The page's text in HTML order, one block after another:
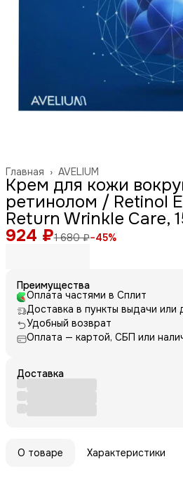
AVELIUM
Главная ›
Крем для кожи
ретинолом / Retinol
Return Wrinkle Care,
924 ₽1 680 ₽−45%
Преимущества
Оплата частями в Сплит
Доставка в пункты выдачи или
Удобный возврат
Оплата — картой, СБП или
Доставка
О товаре Характеристики